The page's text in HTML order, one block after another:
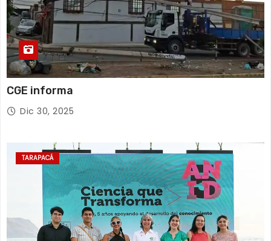
CGE informa
Dic 30, 2025
TARAPACÁ